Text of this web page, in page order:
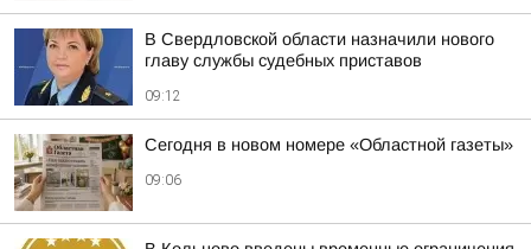
В Свердловской области назначили нового
главу службы судебных приставов
09:12
Сегодня в новом номере «Областной газеты»
09:06